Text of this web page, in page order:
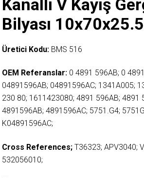
Kanallı V Kayış
Bilyası 10x70x25.5
Üretici Kodu: BMS 516
OEM Referanslar: 0 4891 596AB; 0
04891596AB; 04891596AC; 1341A005;
230 80; 1611423080; 4891 596AB; 4891
4891596AB; 4891596AC; 5751.G4;
K04891596AC;
Cross References; T36323; APV3040;
532056010;